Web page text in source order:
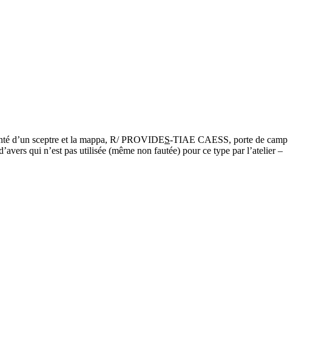
d’un sceptre et la mappa, R/ PROVIDES-TIAE CAESS, porte de camp
qui n’est pas utilisée (même non fautée) pour ce type par l’atelier –